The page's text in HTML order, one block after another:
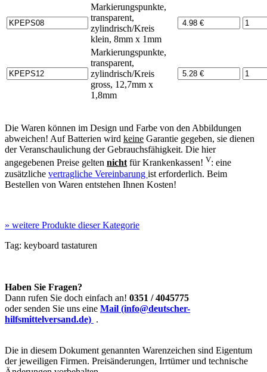
Markierungspunkte,
transparent,
zylindrisch/Kreis
klein, 8mm x 1mm
Markierungspunkte,
transparent,
zylindrisch/Kreis
gross, 12,7mm x
1,8mm
Die Waren können im Design und Farbe von den Abbildungen
abweichen! Auf Batterien wird keine Garantie gegeben, sie dienen
der Veranschaulichung der Gebrauchsfähigkeit. Die hier
angegebenen Preise gelten nichtfür Krankenkassen! V: eine
zusätzliche vertragliche Vereinbarung ist erforderlich. Beim
Bestellen von Waren entstehen Ihnen Kosten!
» weitere Produkte dieser Kategorie
Tag: keyboard tastaturen
Haben Sie Fragen?
Dann rufen Sie doch einfach an! 0351 / 4045775
oder senden Sie uns eine Mail (info@deutscher-
hilfsmittelversand.de) .
Die in diesem Dokument genannten Warenzeichen sind Eigentum
der jeweiligen Firmen. Preisänderungen, Irrtümer und technische